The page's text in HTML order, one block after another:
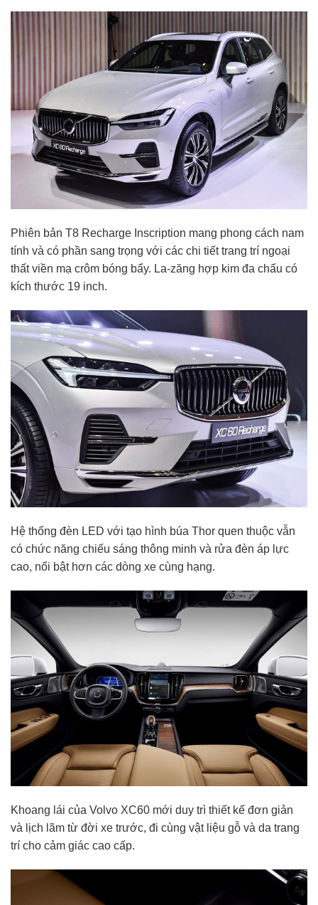
Phiên bản T8 Recharge Inscription mang phong cách nam
tính và có phần sang trọng với các chi tiết trang trí ngoại
thất viền mạ crôm bóng bẩy. La-zăng hợp kim đa chấu có
kích thước 19 inch.
Hệ thống đèn LED với tạo hình búa Thor quen thuộc vẫn
có chức năng chiếu sáng thông minh và rửa đèn áp lực
cao, nổi bật hơn các dòng xe cùng hạng.
Khoang lái của Volvo XC60 mới duy trì thiết kế đơn giản
và lịch lãm từ đời xe trước, đi cùng vật liệu gỗ và da trang
trí cho cảm giác cao cấp.